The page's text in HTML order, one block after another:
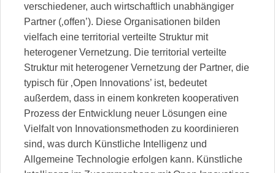
verschiedener, auch wirtschaftlich unabhängiger
Partner (‚offen’). Diese Organisationen bilden
vielfach eine territorial verteilte Struktur mit
heterogener Vernetzung. Die territorial verteilte
Struktur mit heterogener Vernetzung der Partner, die
typisch für ‚Open Innovations’ ist, bedeutet
außerdem, dass in einem konkreten kooperativen
Prozess der Entwicklung neuer Lösungen eine
Vielfalt von Innovationsmethoden zu koordinieren
sind, was durch Künstliche Intelligenz und
Allgemeine Technologie erfolgen kann. Künstliche